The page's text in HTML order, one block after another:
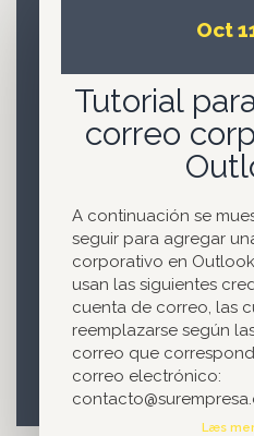
Oct
Tutorial
correo
A continuación se
seguir para agregar
corporativo en
usan las siguientes
cuenta de correo, las
reemplazarse según
correo que
correo electrónico:
Læs